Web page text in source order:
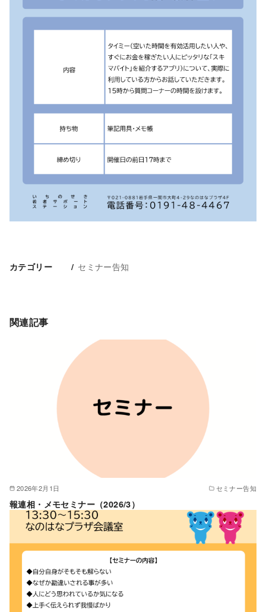
カテゴリー セミナー告知
関連記事
2026年2月1日 セミナー告知
報連相・メモセミナー（2026/3）